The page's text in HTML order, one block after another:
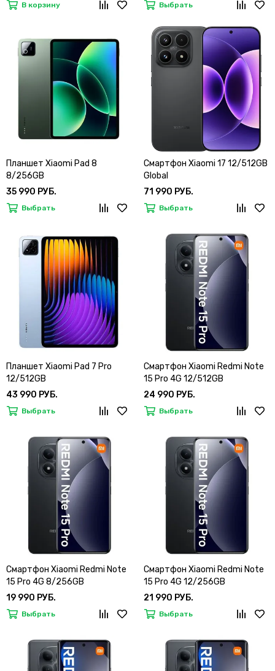
В корзину Выбрать
Планшет Xiaomi Pad 8
8/256GB
35 990 РУБ.
Выбрать
Смартфон Xiaomi 17 12/512GB
Global
71 990 РУБ.
Выбрать
Планшет Xiaomi Pad 7 Pro
12/512GB
43 990 РУБ.
Выбрать
Смартфон Xiaomi Redmi Note
15 Pro 4G 12/512GB
24 990 РУБ.
Выбрать
Смартфон Xiaomi Redmi Note
15 Pro 4G 8/256GB
19 990 РУБ.
Выбрать
Смартфон Xiaomi Redmi Note
15 Pro 4G 12/256GB
21 990 РУБ.
Выбрать